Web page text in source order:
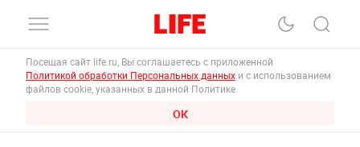
Посещая сайт life.ru, Вы соглашаетесь с приложенной
Политикой обработки Персональных данных и с использованием
файлов cookie, указанных в данной Политике.
ОК